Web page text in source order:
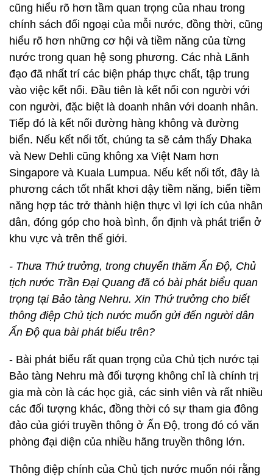
cũng hiểu rõ hơn tầm quan trọng của nhau trong
chính sách đối ngoại của mỗi nước, đồng thời, cũng
hiểu rõ hơn những cơ hội và tiềm năng của từng
nước trong quan hệ song phương. Các nhà Lãnh
đạo đã nhất trí các biện pháp thực chất, tập trung
vào việc kết nối. Đầu tiên là kết nối con người với
con người, đặc biệt là doanh nhân với doanh nhân.
Tiếp đó là kết nối đường hàng không và đường
biển. Nếu kết nối tốt, chúng ta sẽ cảm thấy Dhaka
và New Dehli cũng không xa Việt Nam hơn
Singapore và Kuala Lumpua. Nếu kết nối tốt, đây là
phương cách tốt nhất khơi dậy tiềm năng, biến tiềm
năng hợp tác trở thành hiện thực vì lợi ích của nhân
dân, đóng góp cho hoà bình, ổn định và phát triển ở
khu vực và trên thế giới.
- Thưa Thứ trưởng, trong chuyến thăm Ấn Độ, Chủ
tịch nước Trần Đại Quang đã có bài phát biểu quan
trọng tại Bảo tàng Nehru. Xin Thứ trưởng cho biết
thông điệp Chủ tịch nước muốn gửi đến người dân
Ấn Độ qua bài phát biểu trên?
- Bài phát biểu rất quan trọng của Chủ tịch nước tại
Bảo tàng Nehru mà đối tượng không chỉ là chính trị
gia mà còn là các học giả, các sinh viên và rất nhiều
các đối tượng khác, đồng thời có sự tham gia đông
đảo của giới truyền thông ở Ấn Độ, trong đó có văn
phòng đại diện của nhiều hãng truyền thông lớn.
Thông điệp chính của Chủ tịch nước muốn nói rằng